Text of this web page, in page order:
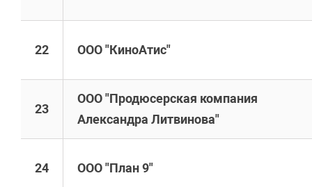
22 ООО "КиноАтис"
23
ООО "Продюсерская компания
Александра Литвинова"
24 ООО "План 9"